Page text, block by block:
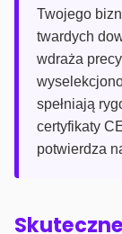
Twojego
twardych
wdraża
spełniają
certyfikaty
potwierdza